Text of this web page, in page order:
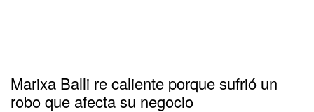
Marixa Balli re caliente porque sufrió un
robo que afecta su negocio